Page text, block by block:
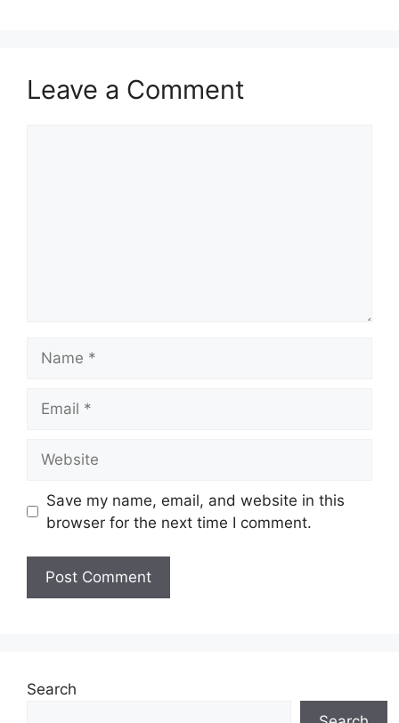
Leave a Comment
Save my name, email, and website in this
browser for the next time I comment.
Search